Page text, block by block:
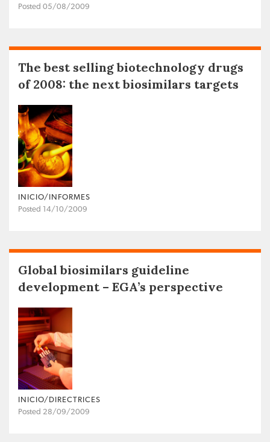
Posted 05/08/2009
The best selling biotechnology drugs
of 2008: the next biosimilars targets
INICIO/INFORMES
Posted 14/10/2009
Global biosimilars guideline
development – EGA’s perspective
INICIO/DIRECTRICES
Posted 28/09/2009